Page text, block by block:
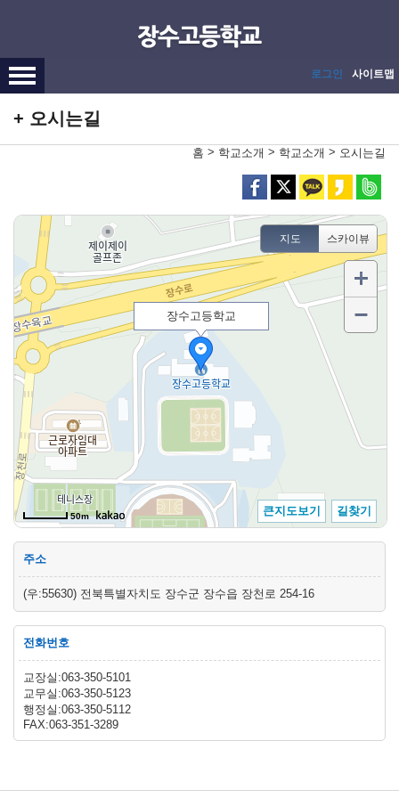
로그인 사이트맵
오시는길
홈 > 학교소개 > 학교소개 > 오시는길
큰지도보기 길찾기
주소
(우:55630) 전북특별자치도 장수군 장수읍 장천로 254-16
전화번호
교장실:063-350-5101
교무실:063-350-5123
행정실:063-350-5112
FAX:063-351-3289